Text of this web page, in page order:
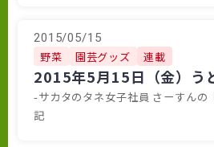
2015/05/15
野菜 園芸グッズ 連載
2015年5月15日（金）う
-サカタのタネ女子社員 さーすんの
記